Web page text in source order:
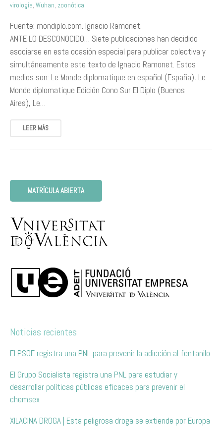
virología, Wuhan, zoonótica
Fuente: mondiplo.com. Ignacio Ramonet.
ANTE LO DESCONOCIDO… Siete publicaciones han decidido
asociarse en esta ocasión especial para publicar colectiva y
simultáneamente este texto de Ignacio Ramonet. Estos
medios son: Le Monde diplomatique en español (España), Le
Monde diplomatique Edición Cono Sur El Diplo (Buenos
Aires), Le…
LEER MÁS
MATRÍCULA ABIERTA
Noticias recientes
El PSOE registra una PNL para prevenir la adicción al fentanilo
El Grupo Socialista registra una PNL para estudiar y
desarrollar políticas públicas eficaces para prevenir el
chemsex
XILACINA DROGA | Esta peligrosa droga se extiende por Europa